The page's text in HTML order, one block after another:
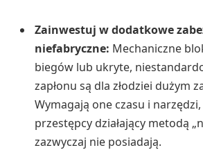
Zainwestuj w dodatkowe
niefabryczne: Mechaniczne
biegów lub ukryte,
zapłonu są dla złodziei dużym
Wymagają one czasu i
przestępcy działający metodą
zazwyczaj nie posiadają.